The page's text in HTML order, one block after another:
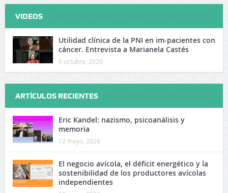
VIDEOS
Utilidad clínica de la PNI en im-pacientes con
cáncer. Entrevista a Marianela Castés
6 octubre, 2020
ARTÍCULOS RECIENTES
Eric Kandel: nazismo, psicoanálisis y
memoria
12 mayo, 2026
El negocio avícola, el déficit energético y la
sostenibilidad de los productores avícolas
independientes